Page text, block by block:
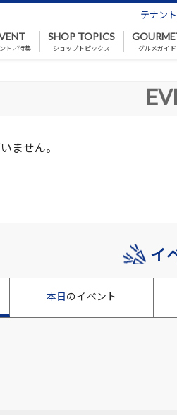
テナン
ト／特集
SHOP TOPICS
ショップトピックス グルメガイド
ません。
イ
本日のイベント